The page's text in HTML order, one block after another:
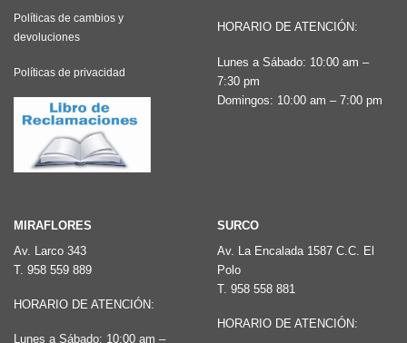
pueden
en
la
página
de
producto
Políticas de cambios y
devoluciones
Políticas de privacidad
HORARIO DE ATENCIÓN:
Lunes a Sábado: 10:00 am –
7:30 pm
Domingos: 10:00 am – 7:00 pm
MIRAFLORES
Av. Larco 343
T. 958 559 889
HORARIO DE ATENCIÓN:
Lunes a Sábado: 10:00 am –
SURCO
Av. La Encalada 1587 C.C. El
Polo
T. 958 558 881
HORARIO DE ATENCIÓN: